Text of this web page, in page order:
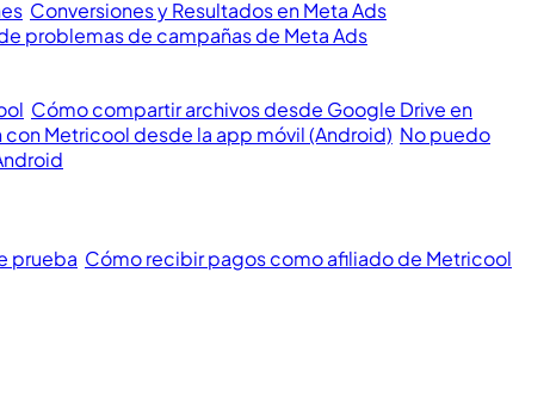
Conversiones y Resultados en Meta Ads
problemas de campañas de Meta Ads
Cómo compartir archivos desde Google Drive en
con Metricool desde la app móvil (Android) No puedo
prueba Cómo recibir pagos como afiliado de Metricool